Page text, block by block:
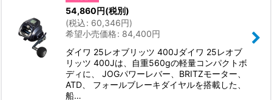
54,860 円(税別)
(税込: 60,346円)
希望小売価格: 84,400円
ダイワ 25レオブリッツ 400Jダイワ 25レオブ
リッツ 400Jは、自重560gの軽量コンパクトボ
ディに、 JOGパワーレバー、BRITZモーター、
ATD、 フォールブレーキダイヤルを搭載した、
船…